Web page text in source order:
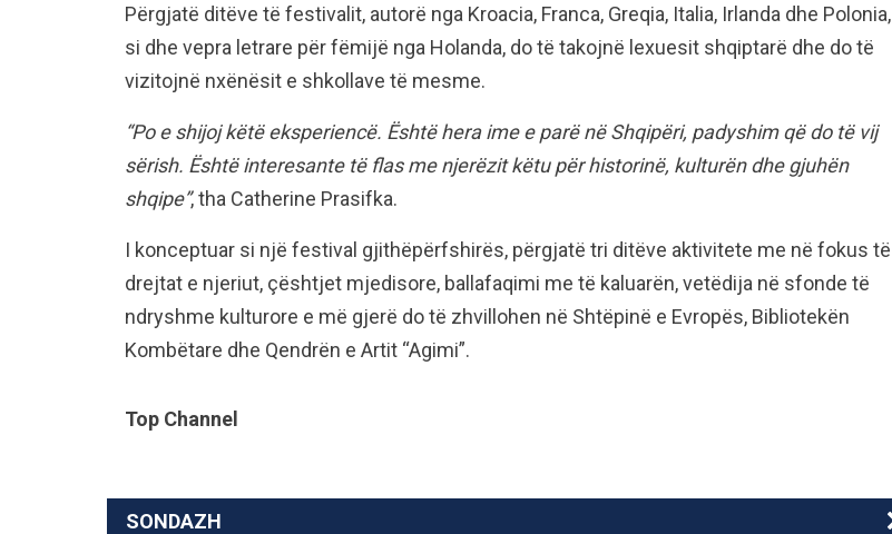
Përgjatë ditëve të festivalit, autorë nga Kroacia, Franca, Greqia, Italia, Irlanda dhe Polonia,
si dhe vepra letrare për fëmijë nga Holanda, do të takojnë lexuesit shqiptarë dhe do të
vizitojnë nxënësit e shkollave të mesme.
“Po e shijoj këtë eksperiencë. Është hera ime e parë në Shqipëri, padyshim që do të vij
sërish. Është interesante të flas me njerëzit këtu për historinë, kulturën dhe gjuhën
shqipe”, tha Catherine Prasifka.
I konceptuar si një festival gjithëpërfshirës, përgjatë tri ditëve aktivitete me në fokus të
drejtat e njeriut, çështjet mjedisore, ballafaqimi me të kaluarën, vetëdija në sfonde të
ndryshme kulturore e më gjerë do të zhvillohen në Shtëpinë e Evropës, Bibliotekën
Kombëtare dhe Qendrën e Artit “Agimi”.
Top Channel
SONDAZH